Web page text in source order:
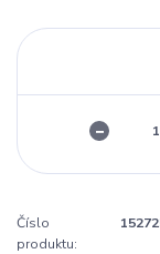
Číslo
produktu: